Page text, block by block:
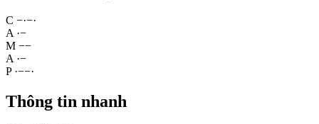
C −·−·
A ·−
M −−
A ·−
P ·−−·
Thông tin nhanh